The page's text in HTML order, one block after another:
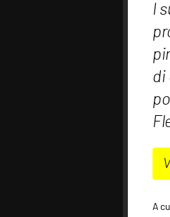
I
di
A